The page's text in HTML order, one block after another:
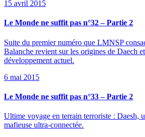
15 avril 2015
Le Monde ne suffit pas n°32 – Partie 2
Suite du premier numéro que LMNSP
Balanche revient sur les origines de Daech
développement actuel.
6 mai 2015
Le Monde ne suffit pas n°33 – Partie 2
Ultime voyage en terrain terroriste : Daesh,
mafieuse ultra-connectée.